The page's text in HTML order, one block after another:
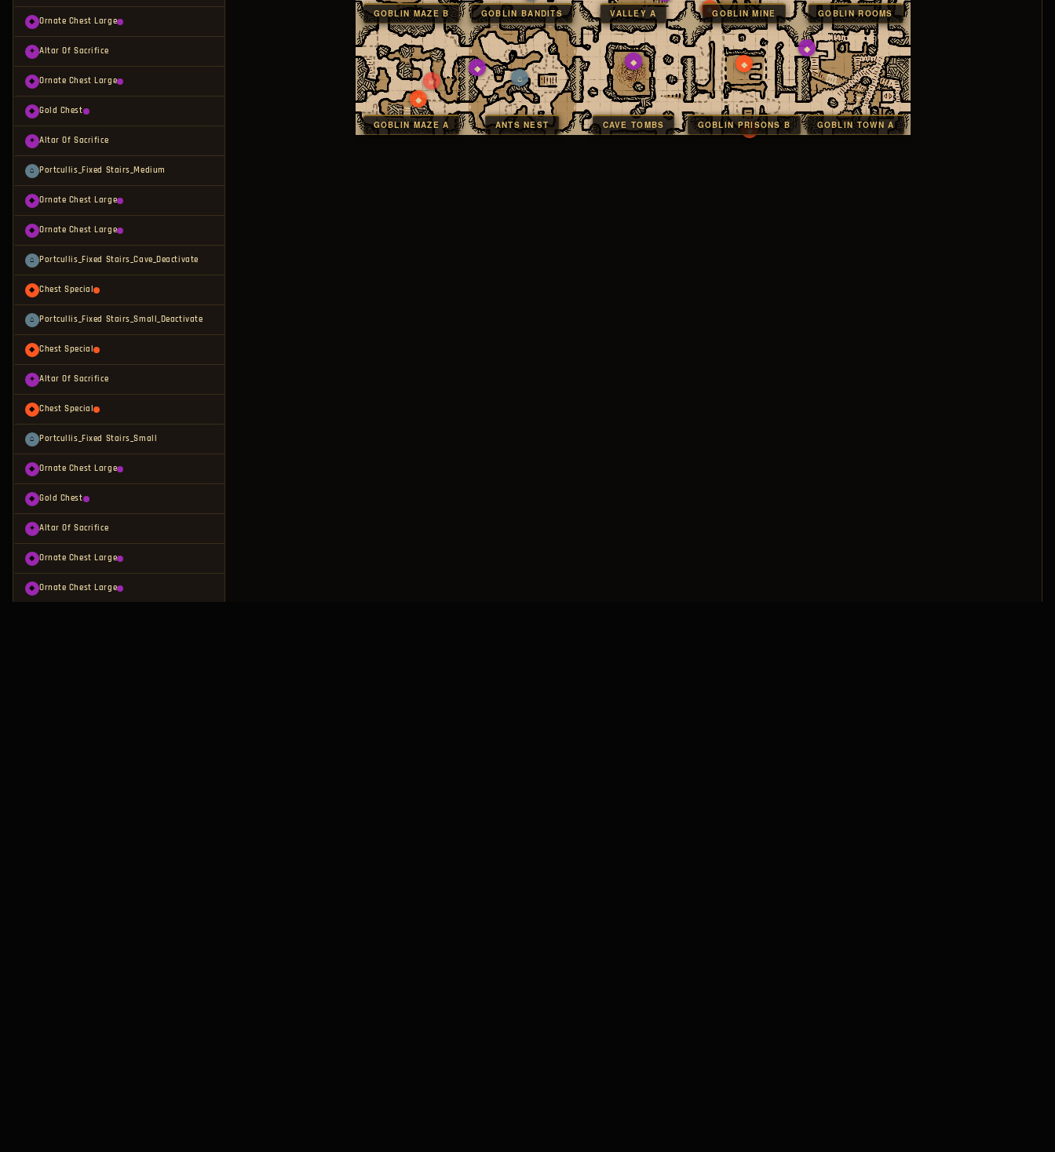
◆ Ornate Chest Large
✦ Altar Of Sacrifice
◆ Ornate Chest Large
◆ Gold Chest
✦ Altar Of Sacrifice
⌂ Portcullis_Fixed Stairs_Medium
◆ Ornate Chest Large
◆ Ornate Chest Large
⌂ Portcullis_Fixed Stairs_Cave_Deactivate
◆ Chest Special
⌂ Portcullis_Fixed Stairs_Small_Deactivate
◆ Chest Special
✦ Altar Of Sacrifice
◆ Chest Special
⌂ Portcullis_Fixed Stairs_Small
◆ Ornate Chest Large
◆ Gold Chest
✦ Altar Of Sacrifice
◆ Ornate Chest Large
◆ Ornate Chest Large
◆
☠ ⌂
◆ ◆ ◆
◆
◆
◆
GOBLIN MAZE A
GOBLIN MAZE B
ANTS NEST
GOBLIN BANDITS
CAVE TOMBS
VALLEY A
GOBLIN PRISONS B
GOBLIN MINE
GOBLIN TOWN A
GOBLIN ROOMS